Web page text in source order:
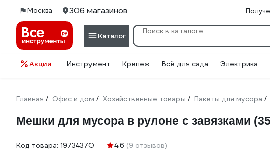
Москва 306 магазинов
Каталог
Акции Инструмент Крепеж Всё для сада Электрика
Главная / Офис и дом / Хозяйственные товары / Пакеты для мусора /
Мешки для мусора в рулоне с завязками
Код товара: 19734370 4.6 (9 отзывов)